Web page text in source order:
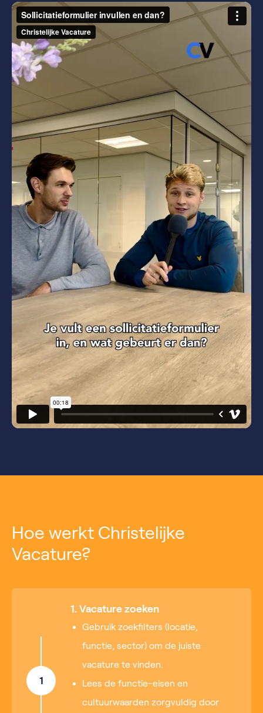
Hoe werkt Christelijke
Vacature?
1
1. Vacature zoeken
Gebruik zoekfilters (locatie,
functie, sector) om de juiste
vacature te vinden.
Lees de functie-eisen en
cultuurwaarden zorgvuldig door